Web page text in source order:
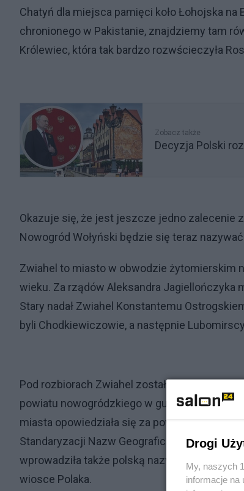
Chatyń dla miejsca pamięci koło Łohojska
chronionego w Pakistanie, znajdziemy tam
Królewiec, która tak bardzo rozwścieczyła
Zobacz także
Decyzja Polski
Okazuje się, że jest jeszcze jedno zalecenie
Nowogród Wołyński będzie się teraz
Zwiahel to miasto w obwodzie żytomierskim
wieku. Za rządów Aleksandra Jagiellończyka
Stary nadał Zwiahel Konstantemu
byli Chodkiewiczowie, a następnie
Pod rozbiorach Zwiahel został
powiatu nowogródzkiego w guberni
miasta opowiedziała się za powrotem do
Standaryzacji Nazw Geograficznych poza
wprowadziła także polską nazwę Dąbrówka
wiosce Polaka.
Drogi
My, naszych
informacje na